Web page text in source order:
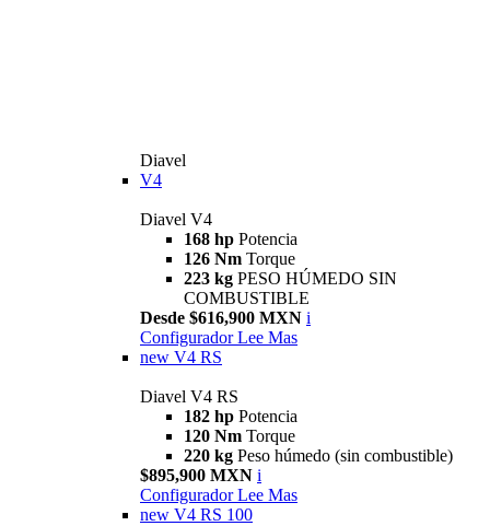
Diavel
V4
Diavel V4
168 hp Potencia
126 Nm Torque
223 kg PESO HÚMEDO SIN
COMBUSTIBLE
Desde $616,900 MXN i
Configurador Lee Mas
new V4 RS
Diavel V4 RS
182 hp Potencia
120 Nm Torque
220 kg Peso húmedo (sin combustible)
$895,900 MXN i
Configurador Lee Mas
new V4 RS 100